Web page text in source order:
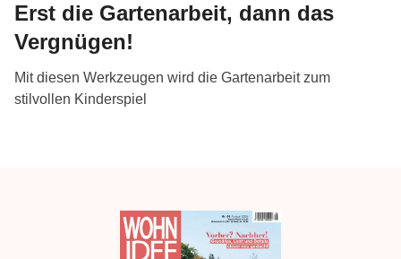
Erst die Gartenarbeit, dann das
Vergnügen!
Mit diesen Werkzeugen wird die Gartenarbeit zum
stilvollen Kinderspiel